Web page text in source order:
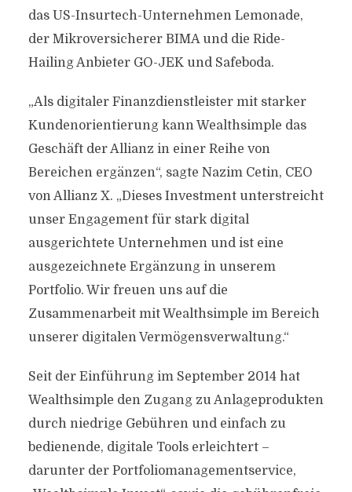
das US-Insurtech-Unternehmen Lemonade,
der Mikroversicherer BIMA und die Ride-
Hailing Anbieter GO-JEK und Safeboda.
„Als digitaler Finanzdienstleister mit starker
Kundenorientierung kann Wealthsimple das
Geschäft der Allianz in einer Reihe von
Bereichen ergänzen“, sagte Nazim Cetin, CEO
von Allianz X. „Dieses Investment unterstreicht
unser Engagement für stark digital
ausgerichtete Unternehmen und ist eine
ausgezeichnete Ergänzung in unserem
Portfolio. Wir freuen uns auf die
Zusammenarbeit mit Wealthsimple im Bereich
unserer digitalen Vermögensverwaltung.“
Seit der Einführung im September 2014 hat
Wealthsimple den Zugang zu Anlageprodukten
durch niedrige Gebühren und einfach zu
bedienende, digitale Tools erleichtert –
darunter der Portfoliomanagementservice,